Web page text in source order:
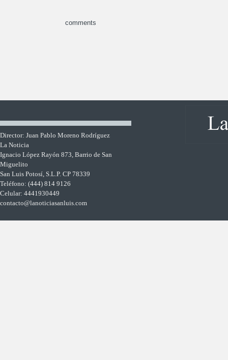
comments
Director: Juan Pablo Moreno Rodríguez
La Noticia
Ignacio López Rayón 873, Barrio de San
Miguelito
San Luis Potosí, S.L.P. CP 78339
Teléfono: (444) 814 9126
Celular: 4441930449
contacto@lanoticiasanluis.com